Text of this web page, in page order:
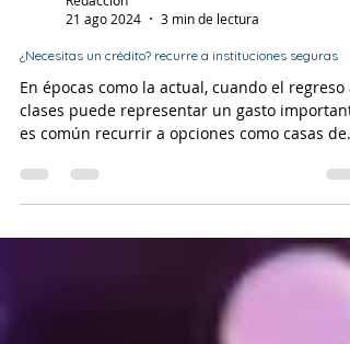
21 ago 2024
3 min de lectura
¿Necesitas un crédito? recurre a instituciones seguras
En épocas como la actual, cuando el regreso a
clases puede representar un gasto
es común recurrir a opciones como casas de...